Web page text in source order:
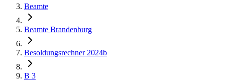
Beamte
Beamte Brandenburg
Besoldungsrechner 2024b
B 3